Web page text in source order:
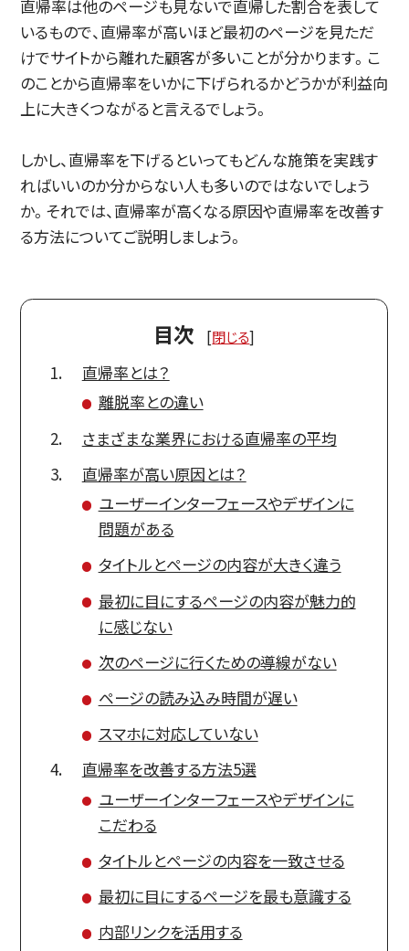
直帰率は他のページも見ないで直帰した割合を表して
いるもので、直帰率が高いほど最初のページを見ただ
けでサイトから離れた顧客が多いことが分かります。こ
のことから直帰率をいかに下げられるかどうかが利益向
上に大きくつながると言えるでしょう。
しかし、直帰率を下げるといってもどんな施策を実践す
ればいいのか分からない人も多いのではないでしょう
か。それでは、直帰率が高くなる原因や直帰率を改善す
る方法についてご説明しましょう。
目次 [閉じる]
直帰率とは？
離脱率との違い
さまざまな業界における直帰率の平均
直帰率が高い原因とは？
ユーザーインターフェースやデザインに
問題がある
タイトルとページの内容が大きく違う
最初に目にするページの内容が魅力的
に感じない
次のページに行くための導線がない
ページの読み込み時間が遅い
スマホに対応していない
直帰率を改善する方法5選
ユーザーインターフェースやデザインに
こだわる
タイトルとページの内容を一致させる
最初に目にするページを最も意識する
内部リンクを活用する